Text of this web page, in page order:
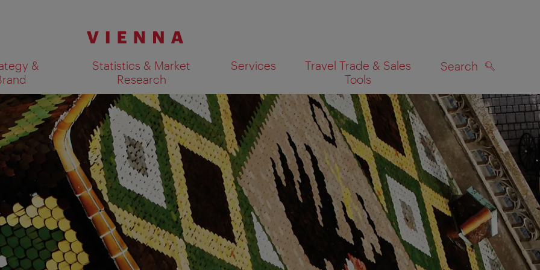
&
Statistics & Market
Research
Services
Travel Trade & Sales
Tools
Search
Show search results on map SEARCH